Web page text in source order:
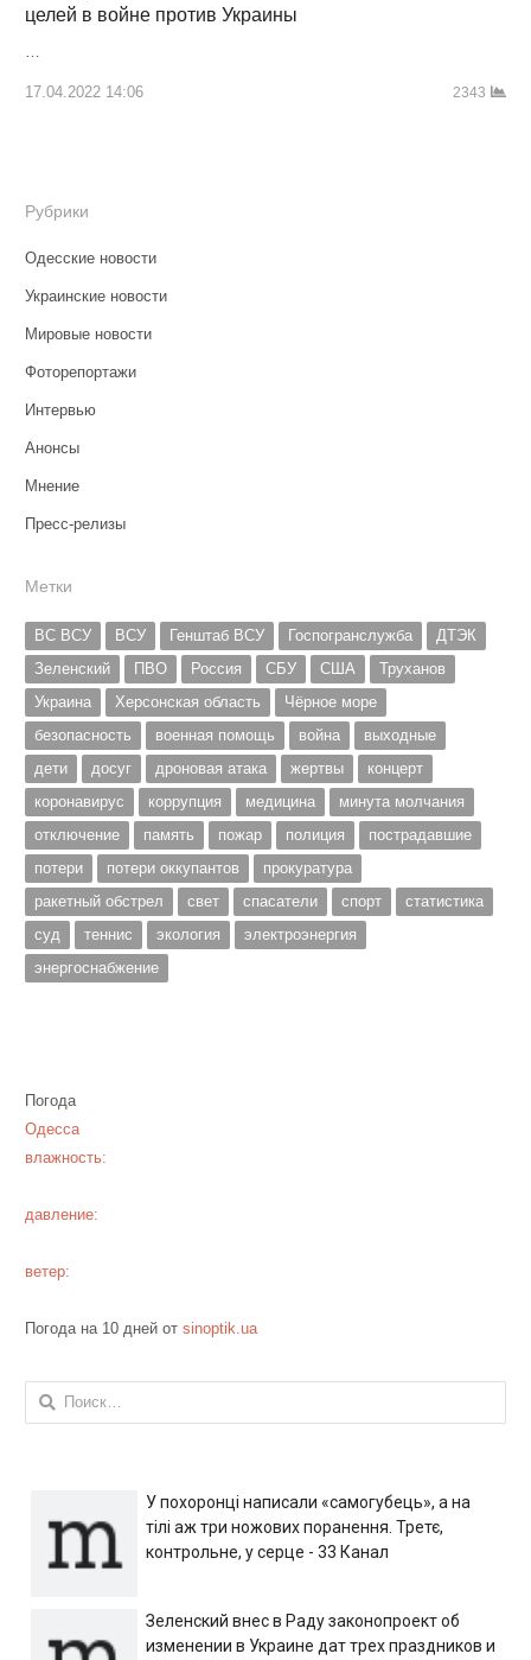
целей в войне против Украины
17.04.2022 14:06 2343
Рубрики
Одесские новости
Украинские новости
Мировые новости
Фоторепортажи
Интервью
Анонсы
Мнение
Пресс-релизы
Метки
ВС ВСУ ВСУ Генштаб ВСУ Госпогранслужба
ДТЭК
Зеленский
ПВО Россия СБУ США
Труханов
Украина
Херсонская область
Чёрное море
безопасность
военная помощь война
выходные
дети
досуг дроновая атака жертвы
концерт
коронавирус
коррупция медицина
минута молчания
отключение
память пожар полиция
пострадавшие
потери
потери оккупантов
прокуратура
ракетный обстрел
свет спасатели спорт
статистика
суд
теннис экология
электроэнергия
энергоснабжение
Погода
Одесса
влажность:
давление:
ветер:
Погода на 10 дней от sinoptik.ua
Найти:
У похоронці написали «самогубець», а на
тілі аж три ножових поранення. Третє,
контрольне, у серце - 33 Канал
Зеленский внес в Раду законопроект об
изменении в Украине дат трех праздников и